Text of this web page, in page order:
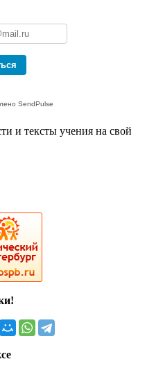
SendPulse
и тексты учения на свой